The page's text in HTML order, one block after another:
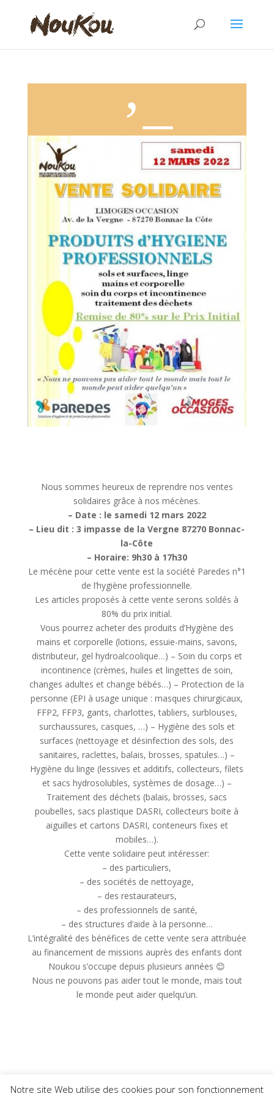
VENTE SOLIDAIRE/Produits d’hygiène – Samedi 12 mars 2022- Bonnac la Côte
Nous sommes heureux de reprendre nos ventes
solidaires grâce à nos mécènes.
– Date : le samedi 12 mars 2022
– Lieu dit : 3 impasse de la Vergne 87270 Bonnac-
la-Côte
– Horaire: 9h30 à 17h30
Le mécène pour cette vente est la société Paredes n°1
de l’hygiène professionnelle.
Les articles proposés à cette vente serons soldés à
80% du prix initial.
Vous pourrez acheter des produits d’Hygiène des
mains et corporelle (lotions, essuie-mains, savons,
distributeur, gel hydroalcoolique…) – Soin du corps et
incontinence (crèmes, huiles et lingettes de soin,
changes adultes et change bébés…) – Protection de la
personne (EPI à usage unique : masques chirurgicaux,
FFP2, FFP3, gants, charlottes, tabliers, surblouses,
surchaussures, casques, …) – Hygiène des sols et
surfaces (nettoyage et désinfection des sols, des
sanitaires, raclettes, balais, brosses, spatules…) –
Hygiène du linge (lessives et additifs, collecteurs, filets
et sacs hydrosolubles, systèmes de dosage…) –
Traitement des déchets (balais, brosses, sacs
poubelles, sacs plastique DASRI, collecteurs boite à
aiguilles et cartons DASRI, conteneurs fixes et
mobiles…).
Cette vente solidaire peut intéresser:
– des particuliers,
– des sociétés de nettoyage,
– des restaurateurs,
– des professionnels de santé,
– des structures d’aide à la personne…
L’intégralité des bénéfices de cette vente sera attribuée
au financement de missions auprès des enfants dont
Noukou s’occupe depuis plusieurs années 😊
Nous ne pouvons pas aider tout le monde, mais tout
le monde peut aider quelqu’un.
Notre site Web utilise des cookies pour son fonctionnement